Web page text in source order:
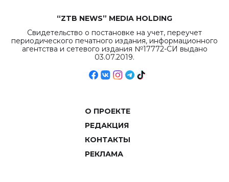
“ZTB NEWS” MEDIA HOLDING
Свидетельство о постановке на учет, переучет
периодического печатного издания, информационного
агентства и сетевого издания №17772-СИ выдано
03.07.2019.
О ПРОЕКТЕ
РЕДАКЦИЯ
КОНТАКТЫ
РЕКЛАМА